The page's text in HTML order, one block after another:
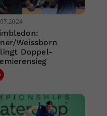
Weissborn
Doppel-